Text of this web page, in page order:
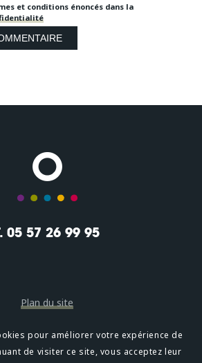
et conditions énoncés dans la
05 57 26 99 95
Plan du site
Mentions légales
pour améliorer votre expérience de
de visiter ce site, vous acceptez leur